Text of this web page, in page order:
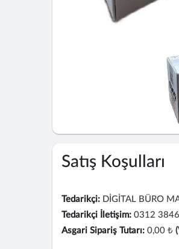
Satış Koşulları
Tedarikçi: DİGİTAL BÜRO
Tedarikçi İletişim: 0312
Asgari Sipariş Tutarı: 0,00 ₺